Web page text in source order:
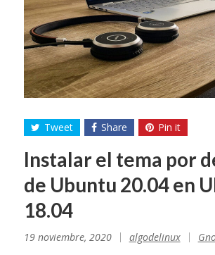
Tweet Share Pin it
Instalar el tema por
de Ubuntu 20.04 en
18.04
19 noviembre, 2020 algodelinux